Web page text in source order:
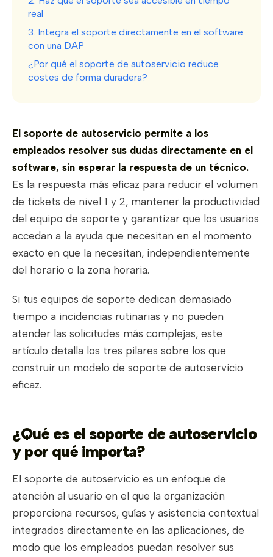
real
3. Integra el soporte directamente en el software
con una DAP
¿Por qué el soporte de autoservicio reduce
costes de forma duradera?
El soporte de autoservicio permite a los
empleados resolver sus dudas directamente en el
software, sin esperar la respuesta de un técnico.
Es la respuesta más eficaz para reducir el volumen
de tickets de nivel 1 y 2, mantener la productividad
del equipo de soporte y garantizar que los usuarios
accedan a la ayuda que necesitan en el momento
exacto en que la necesitan, independientemente
del horario o la zona horaria.
Si tus equipos de soporte dedican demasiado
tiempo a incidencias rutinarias y no pueden
atender las solicitudes más complejas, este
artículo detalla los tres pilares sobre los que
construir un modelo de soporte de autoservicio
eficaz.
¿Qué es el soporte de autoservicio
y por qué importa?
El soporte de autoservicio es un enfoque de
atención al usuario en el que la organización
proporciona recursos, guías y asistencia contextual
integrados directamente en las aplicaciones, de
modo que los empleados puedan resolver sus